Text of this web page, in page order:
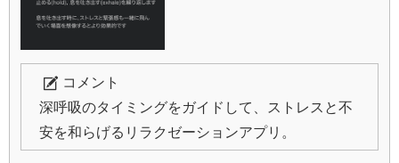
コメント
深呼吸のタイミングをガイドして、ストレスと不
安を和らげるリラクゼーションアプリ。